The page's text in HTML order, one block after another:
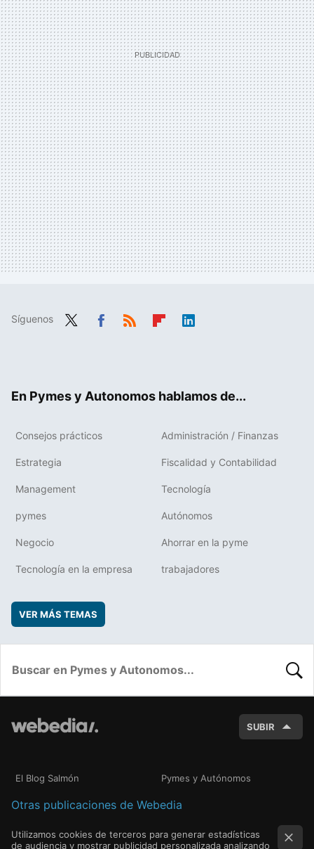
Síguenos
En Pymes y Autonomos hablamos de...
Consejos prácticos Administración / Finanzas
Estrategia Fiscalidad y Contabilidad
Management Tecnología
pymes Autónomos
Negocio Ahorrar en la pyme
Tecnología en la empresa trabajadores
VER MÁS TEMAS
SUBIR
El Blog Salmón Pymes y Autónomos
Otras publicaciones de Webedia
Utilizamos cookies de terceros para generar estadísticas
de audiencia y mostrar publicidad personalizada analizando